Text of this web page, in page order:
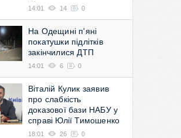
14:01 14 0
На Одещині п'яні
покатушки підлітків
закінчилися ДТП
14:01 6 0
Віталій Кулик заявив
про слабкість
доказової бази НАБУ у
справі Юлії Тимошенко
18:01 26 0